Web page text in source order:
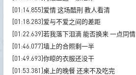
[01:14.855]爱情 这场酷刑 教人看清
[01:18.283]爱与不爱之间的差距
[01:22.639]若我落下泪滴 能否换来 一点同情
[01:46.077]墙上的合照剩一半
[01:49.693]你晾的衣服还没干
[01:53.381]桌上的晚餐 还来不及吃完